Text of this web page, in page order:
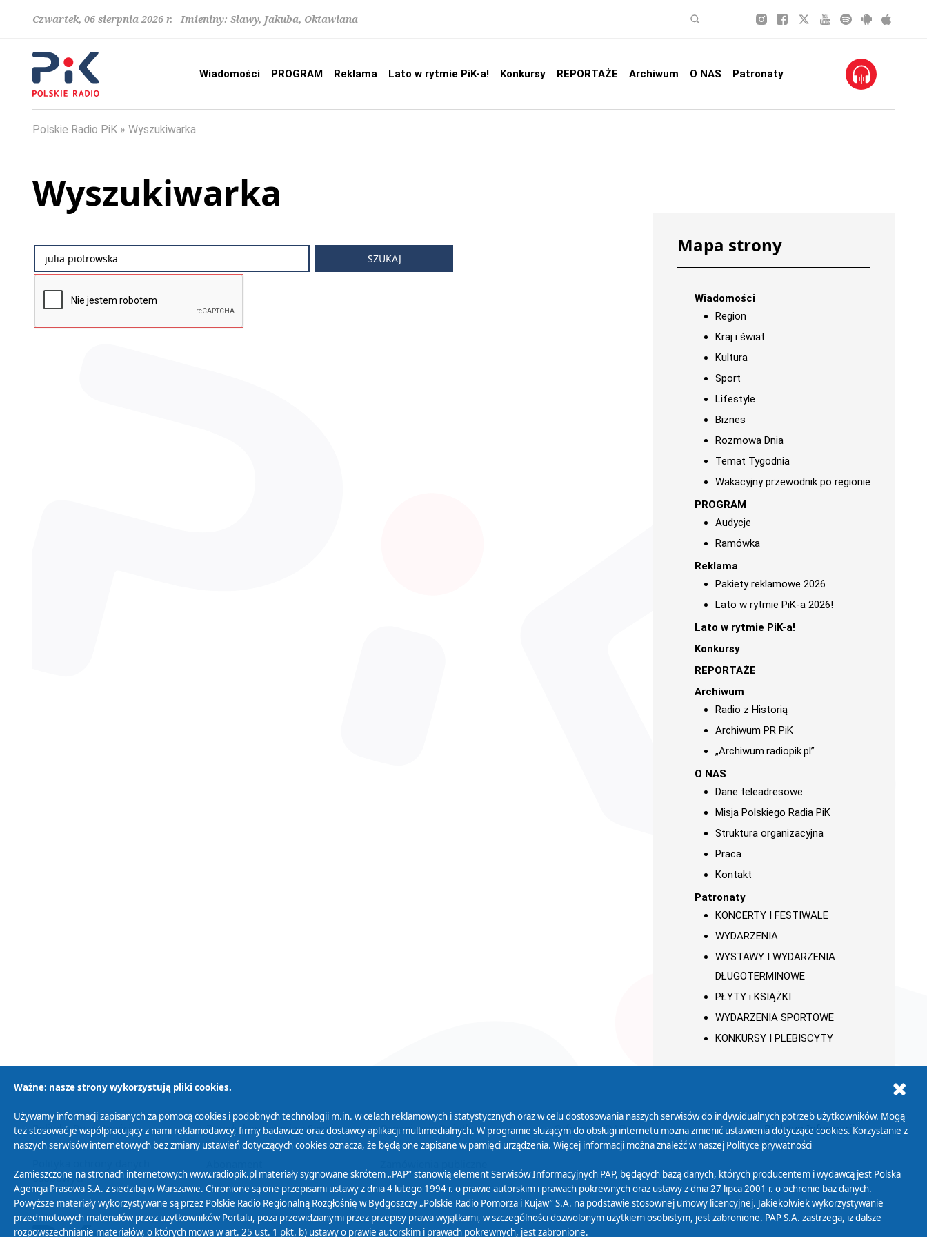
Czwartek, 06 sierpnia 2026 r. Imieniny: Sławy, Jakuba, Oktawiana
Wiadomości PROGRAM Reklama Lato w rytmie PiK-a! Konkursy REPORTAŻE Archiwum O NAS Patronaty
Polskie Radio PiK Wyszukiwarka
Wyszukiwarka
Mapa strony
Wiadomości
Region
Kraj i świat
Kultura
Sport
Lifestyle
Biznes
Rozmowa Dnia
Temat Tygodnia
Wakacyjny przewodnik po regionie
PROGRAM
Audycje
Ramówka
Reklama
Pakiety reklamowe 2026
Lato w rytmie PiK-a 2026!
Lato w rytmie PiK-a!
Konkursy
REPORTAŻE
Archiwum
Radio z Historią
Archiwum PR PiK
„Archiwum.radiopik.pl”
O NAS
Dane teleadresowe
Misja Polskiego Radia PiK
Struktura organizacyjna
Praca
Kontakt
Patronaty
KONCERTY I FESTIWALE
WYDARZENIA
WYSTAWY I WYDARZENIA
DŁUGOTERMINOWE
PŁYTY i KSIĄŻKI
WYDARZENIA SPORTOWE
KONKURSY I PLEBISCYTY
Polityka Prywatności Zasady korzystania z Serwisu
Organizacje Pożytku
Publicznego
Cyfryzacja DAB+
osobowych
Biuletyn Informacji
Publicznej
Ważne: nasze strony wykorzystują pliki cookies.
Używamy informacji zapisanych za pomocą cookies i podobnych technologii m.in. w celach reklamowych i statystycznych oraz w celu dostosowania naszych serwisów do indywidualnych potrzeb użytkowników. Mogą
też stosować je współpracujący z nami reklamodawcy, firmy badawcze oraz dostawcy aplikacji multimedialnych. W programie służącym do obsługi internetu można zmienić ustawienia dotyczące cookies. Korzystanie z
naszych serwisów internetowych bez zmiany ustawień dotyczących cookies oznacza, że będą one zapisane w pamięci urządzenia. Więcej informacji można znaleźć w naszej Polityce prywatności
Zamieszczone na stronach internetowych www.radiopik.pl materiały sygnowane skrótem „PAP” stanowią element Serwisów Informacyjnych PAP, będących bazą danych, których producentem i wydawcą jest Polska
Agencja Prasowa S.A. z siedzibą w Warszawie. Chronione są one przepisami ustawy z dnia 4 lutego 1994 r. o prawie autorskim i prawach pokrewnych oraz ustawy z dnia 27 lipca 2001 r. o ochronie baz danych.
Powyższe materiały wykorzystywane są przez Polskie Radio Regionalną Rozgłośnię w Bydgoszczy „Polskie Radio Pomorza i Kujaw” S.A. na podstawie stosownej umowy licencyjnej. Jakiekolwiek wykorzystywanie
przedmiotowych materiałów przez użytkowników Portalu, poza przewidzianymi przez przepisy prawa wyjątkami, w szczególności dozwolonym użytkiem osobistym, jest zabronione. PAP S.A. zastrzega, iż dalsze
rozpowszechnianie materiałów, o których mowa w art. 25 ust. 1 pkt. b) ustawy o prawie autorskim i prawach pokrewnych, jest zabronione.